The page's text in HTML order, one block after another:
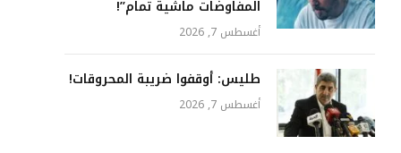
المفاوضات ماشية تمام”!
أغسطس 7, 2026
طليس: أوقفوا ضريبة المحروقات!
أغسطس 7, 2026